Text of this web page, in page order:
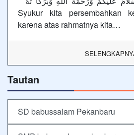
Syukur kita persembahkan
karena atas rahmatnya kita…
Tautan
SD babussalam Pekanbaru